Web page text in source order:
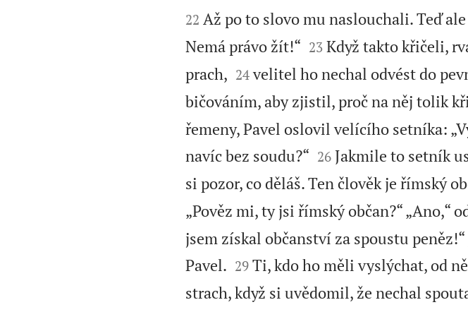


22 Až po to slovo mu naslouchali. Teď
Nemá právo žít!“
23 Když takto křičeli,
prach,
24 velitel ho nechal odvést do
bičováním, aby zjistil, proč na něj tolik
řemeny, Pavel oslovil velícího setníka:
navíc bez soudu?“
26 Jakmile to setník
si pozor, co děláš. Ten člověk je římský
„Pověz mi, ty jsi římský občan?“ „Ano,“
jsem získal občanství za spoustu
Pavel.
29 Ti, kdo ho měli vyslýchat, od
strach, když si uvědomil, že nechal